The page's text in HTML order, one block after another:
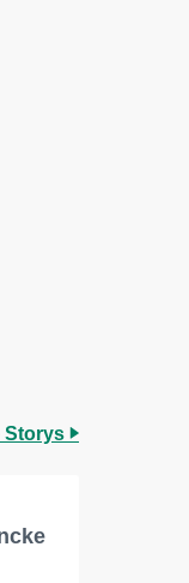
Storys